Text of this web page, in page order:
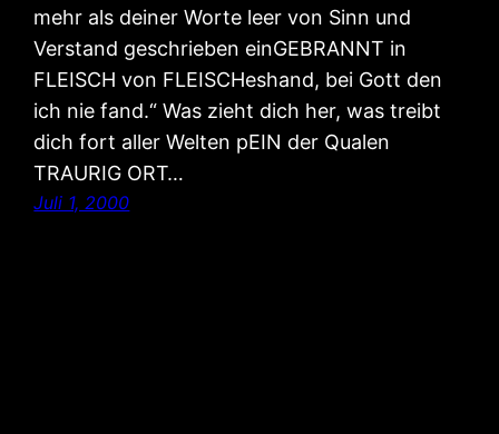
mehr als deiner Worte leer von Sinn und
Verstand geschrieben einGEBRANNT in
FLEISCH von FLEISCHeshand, bei Gott den
ich nie fand.“ Was zieht dich her, was treibt
dich fort aller Welten pEIN der Qualen
TRAURIG ORT…
Juli 1, 2000